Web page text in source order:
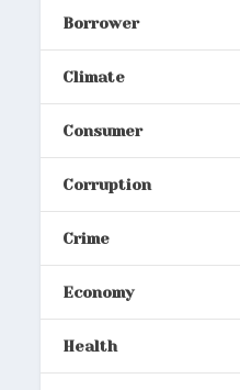
Borrower
Climate
Consumer
Corruption
Crime
Economy
Health